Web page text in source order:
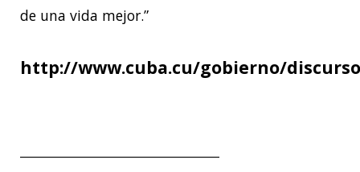
de una vida mejor.”
http://www.cuba.cu/gobierno/